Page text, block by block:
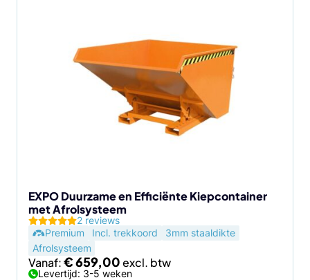
EXPO Duurzame en Efficiënte Kiepcontainer
met Afrolsysteem
2 reviews
Premium
Incl. trekkoord
3mm staaldikte
Afrolsysteem
Vanaf:€659,00
Levertijd: 3-5 weken
meerdere
de
productpagina